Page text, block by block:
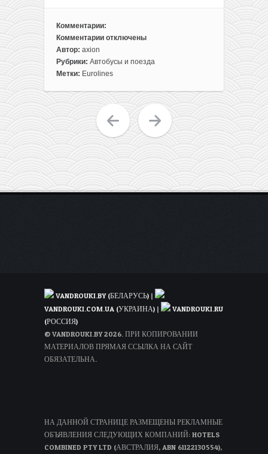
Комментарии:
Комментарии
к
записи
Распродажа
Eurolines:
поездки
Вильнюса
в
Ригу,
Таллин,
Варшаву
и
отключены
Автор: axion
Рубрики: Автобусы и поезда
Метки: Eurolines
VANDROUKI.BY (БЕЛАРУСЬ) |
VANDROUKI.COM.UA (УКРАИНА) |
VANDROUKI.RU
(РОССИЯ)
© VANDROUKI.BY 2026. ПРИ КОПИРОВАНИИ
МАТЕРИАЛОВ ПРЯМАЯ ССЫЛКА НА САЙТ
ОБЯЗАТЕЛЬНА.
НА ДАННОЙ СТРАНИЦЕ РАЗМЕЩЕНЫ РЕКЛАМНЫЕ
ОБЪЯВЛЕНИЯ СЛЕДУЮЩИХ КОМПАНИЙ: HOTELS
COMBINED PTY LTD (АВСТРАЛИЯ, ABN 61122130554),